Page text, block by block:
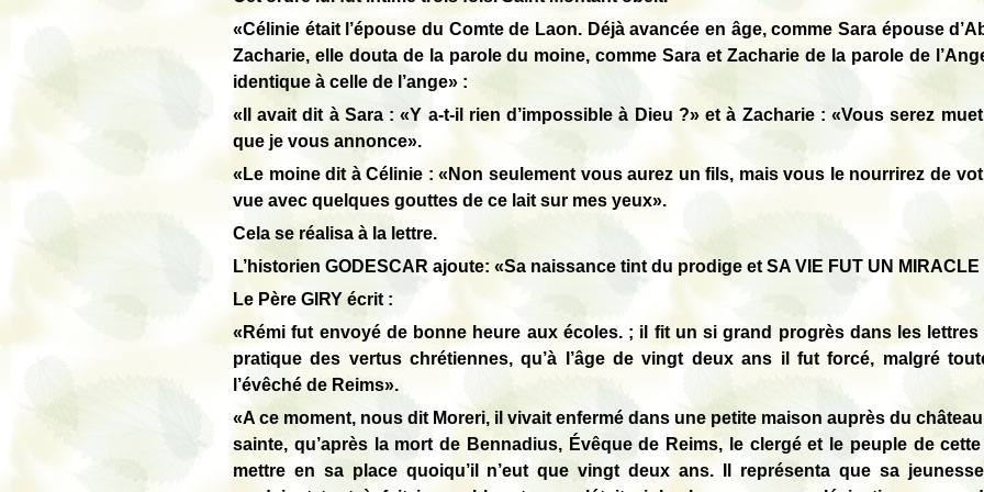
«Célinie était l’épouse du Comte de Laon. Déjà avancée en âge, comme Sara épouse
Zacharie, elle douta de la parole du moine, comme Sara et Zacharie de la parole de
identique à celle de l’ange» :
«Il avait dit à Sara : «Y a-t-il rien d’impossible à Dieu ?» et à Zacharie : «Vous serez
que je vous annonce».
«Le moine dit à Célinie : «Non seulement vous aurez un fils, mais vous le nourrirez de
vue avec quelques gouttes de ce lait sur mes yeux».
Cela se réalisa à la lettre.
L’historien GODESCAR ajoute: «Sa naissance tint du prodige et SA VIE FUT UN
Le Père GIRY écrit :
«Rémi fut envoyé de bonne heure aux écoles. ; il fit un si grand progrès dans les
pratique des vertus chrétiennes, qu’à l’âge de vingt deux ans il fut forcé, malgré
l’évêché de Reims».
«A ce moment, nous dit Moreri, il vivait enfermé dans une petite maison auprès du
sainte, qu’après la mort de Bennadius, Évêque de Reims, le clergé et le peuple de
mettre en sa place quoiqu’il n’eut que vingt deux ans. Il représenta que sa